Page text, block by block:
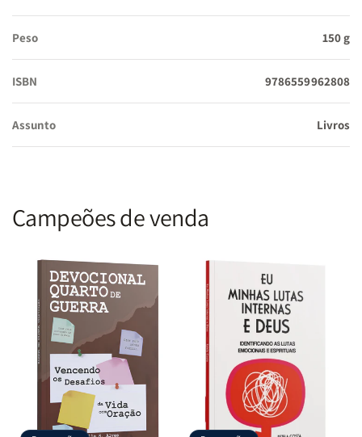
Vamos nessa?
Peso 150 g
ISBN 9786559962808
Assunto Livros
Campeões de venda